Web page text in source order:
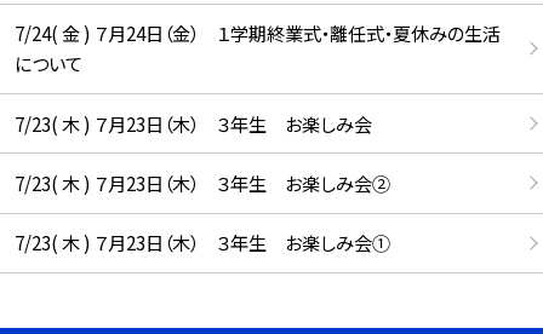
7/24( 金 ) ７月24日（金） １学期終業式・離任式・夏休みの生活
について
7/23( 木 ) ７月23日（木） ３年生 お楽しみ会
7/23( 木 ) ７月23日（木） ３年生 お楽しみ会②
7/23( 木 ) ７月23日（木） ３年生 お楽しみ会①